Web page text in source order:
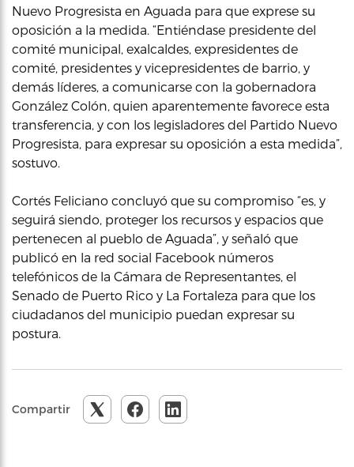
Nuevo Progresista en Aguada para que exprese su
oposición a la medida. “Entiéndase presidente del
comité municipal, exalcaldes, expresidentes de
comité, presidentes y vicepresidentes de barrio, y
demás líderes, a comunicarse con la gobernadora
González Colón, quien aparentemente favorece esta
transferencia, y con los legisladores del Partido Nuevo
Progresista, para expresar su oposición a esta medida”,
sostuvo.
Cortés Feliciano concluyó que su compromiso “es, y
seguirá siendo, proteger los recursos y espacios que
pertenecen al pueblo de Aguada”, y señaló que
publicó en la red social Facebook números
telefónicos de la Cámara de Representantes, el
Senado de Puerto Rico y La Fortaleza para que los
ciudadanos del municipio puedan expresar su
postura.
Compartir